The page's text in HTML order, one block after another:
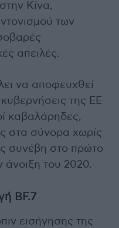
Κίνα,
των
απειλές.
να αποφευχθεί
της ΕΕ
καβαλάρηδες,
στα σύνορα χωρίς
συνέβη στο πρώτο
άνοιξη του 2020.
BF.7
εισήγησης της